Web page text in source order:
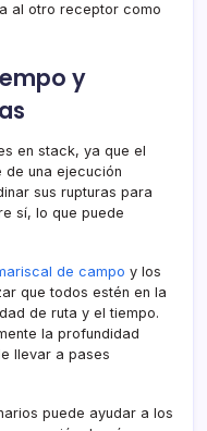
al otro receptor como
y
en stack, ya que el
de una ejecución
sus rupturas para
sí, lo que puede
de campo y los
que todos estén en la
de ruta y el tiempo.
la profundidad
llevar a pases
puede ayudar a los